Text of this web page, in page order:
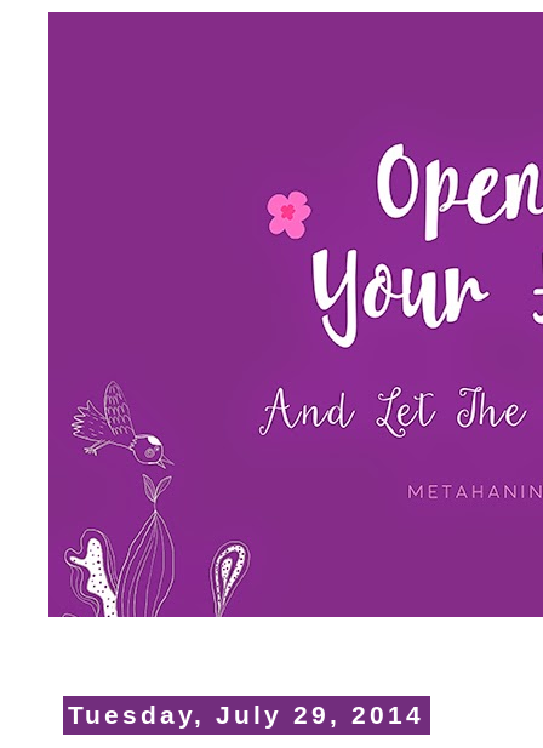
Tuesday, July 29, 2014